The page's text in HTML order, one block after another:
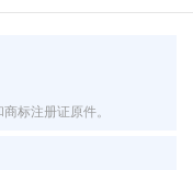
标注册证原件。